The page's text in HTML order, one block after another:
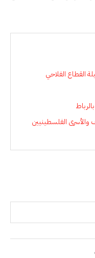
القطاع الفلاحي
الفلسطينيين